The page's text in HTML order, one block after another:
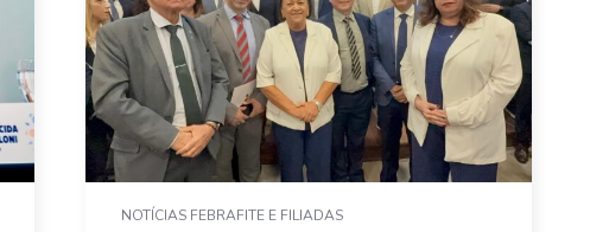
NOTÍCIAS FEBRAFITE E FILIADAS